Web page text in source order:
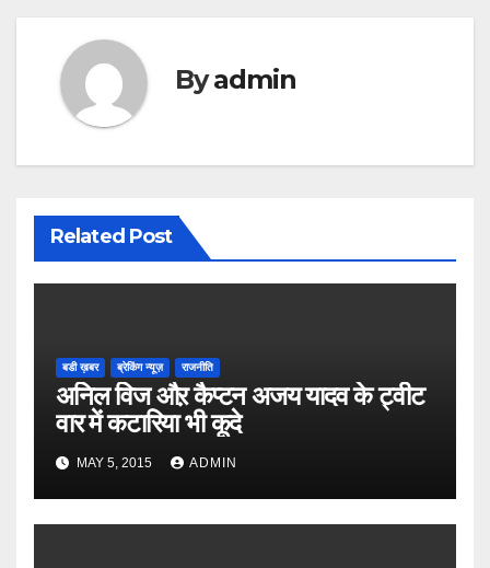
Byadmin
Related Post
बडी ख़बर ब्रेकिंग न्यूज़ राजनीति
अनिल विज औऱ कैप्टन अजय यादव के ट्वीट
वार में कटारिया भी कूदे
MAY 5, 2015 ADMIN